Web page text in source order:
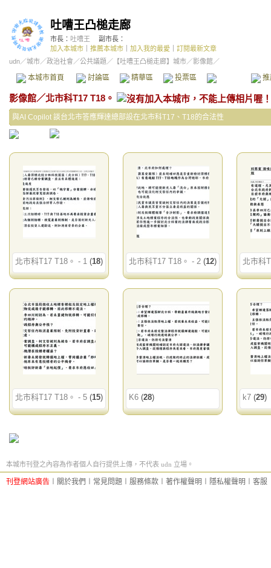
吐嘈王凸槌走廊
市長： 吐嘈王
副市長：
加入本城市
推薦本城市 加入我的最愛
訂閱最新文章
udn／城市／政治社會 ／公共議題 ／ 【吐嘈王凸槌走廊】城市／影像館／
本城市首頁 討論區 精華區 投票區 影像館
影像館／北市科T17 T18。
與AI Copilot 談台北市答應輝達總部設在北市科T17、T18的合法性
北市科T17 T18。 - 1 (18) 北市科T17 T18。 - 2 (12) 北市科
北市科T17 T18。 - 5 (15) K6 (28) k7 (29)
本城市刊登之內容為作者個人自行提供上傳，不代表 udn 立場。
刊登網站廣告 關於我們 常見問題 服務條款 著作權聲明 隱私權聲明 客服